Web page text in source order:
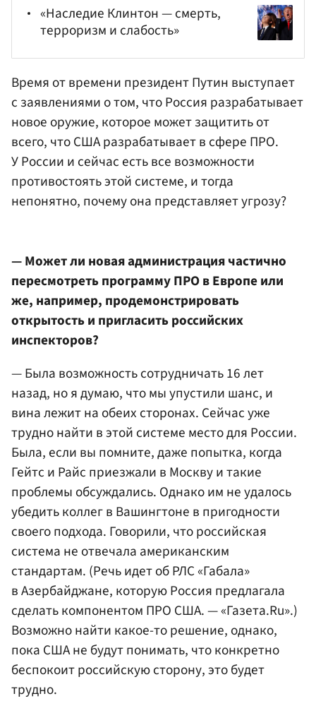
«Наследие Клинтон — смерть,
терроризм и слабость»
Время от времени президент Путин выступает
с заявлениями о том, что Россия разрабатывает
новое оружие, которое может защитить от
всего, что США разрабатывает в сфере ПРО.
У России и сейчас есть все возможности
противостоять этой системе, и тогда
непонятно, почему она представляет угрозу?
— Может ли новая администрация частично
пересмотреть программу ПРО в Европе или
же, например, продемонстрировать
открытость и пригласить российских
инспекторов?
— Была возможность сотрудничать 16 лет
назад, но я думаю, что мы упустили шанс, и
вина лежит на обеих сторонах. Сейчас уже
трудно найти в этой системе место для России.
Была, если вы помните, даже попытка, когда
Гейтс и Райс приезжали в Москву и такие
проблемы обсуждались. Однако им не удалось
убедить коллег в Вашингтоне в пригодности
своего подхода. Говорили, что российская
система не отвечала американским
стандартам. (Речь идет об РЛС «Габала»
в Азербайджане, которую Россия предлагала
сделать компонентом ПРО США. — «Газета.Ru».)
Возможно найти какое-то решение, однако,
пока США не будут понимать, что конкретно
беспокоит российскую сторону, это будет
трудно.